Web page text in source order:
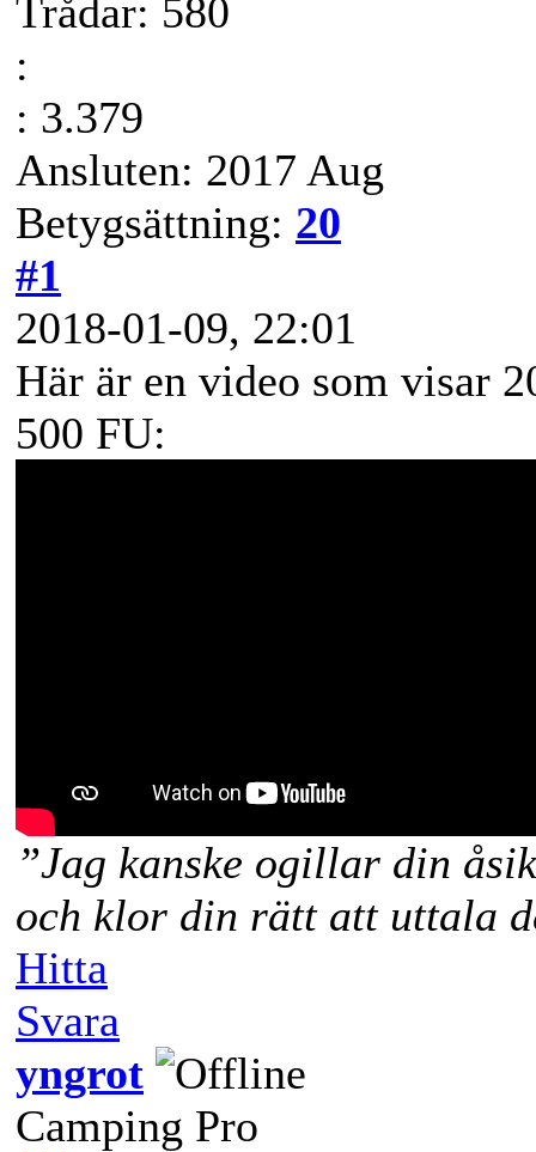
Trådar: 580
:
: 3.379
Ansluten: 2017 Aug
Betygsättning: 20
#1
2018-01-09, 22:01
Här är en video som visar
500 FU:
”Jag kanske ogillar din
och klor din rätt att uttala
Hitta
Svara
yngrot
Camping Pro